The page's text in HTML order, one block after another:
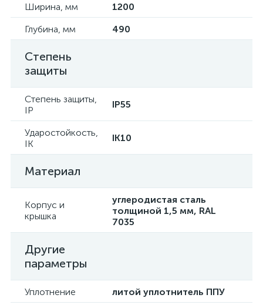
Ширина, мм
1200
Глубина, мм
490
Степень
защиты
Степень защиты,
IP
IP55
Ударостойкость,
IK
IK10
Материал
Корпус и
крышка
углеродистая сталь
толщиной 1,5 мм, RAL
7035
Другие
параметры
Уплотнение литой уплотнитель ППУ